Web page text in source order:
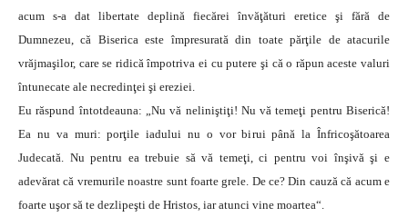
acum s-a dat libertate deplină fiecărei învăţături eretice şi fără de
Dumnezeu, că Biserica este împresurată din toate părţile de atacurile
vrăjmaşilor, care se ridică împotriva ei cu putere şi că o răpun aceste valuri
întunecate ale necredinţei şi ereziei.
Eu răspund întotdeauna: „Nu vă neliniştiţi! Nu vă temeţi pentru Biserică!
Ea nu va muri: porţile iadului nu o vor birui până la Înfricoşătoarea
Judecată. Nu pentru ea trebuie să vă temeţi, ci pentru voi înşivă şi e
adevărat că vremurile noastre sunt foarte grele. De ce? Din cauză că acum e
foarte uşor să te dezlipeşti de Hristos, iar atunci vine moartea“.